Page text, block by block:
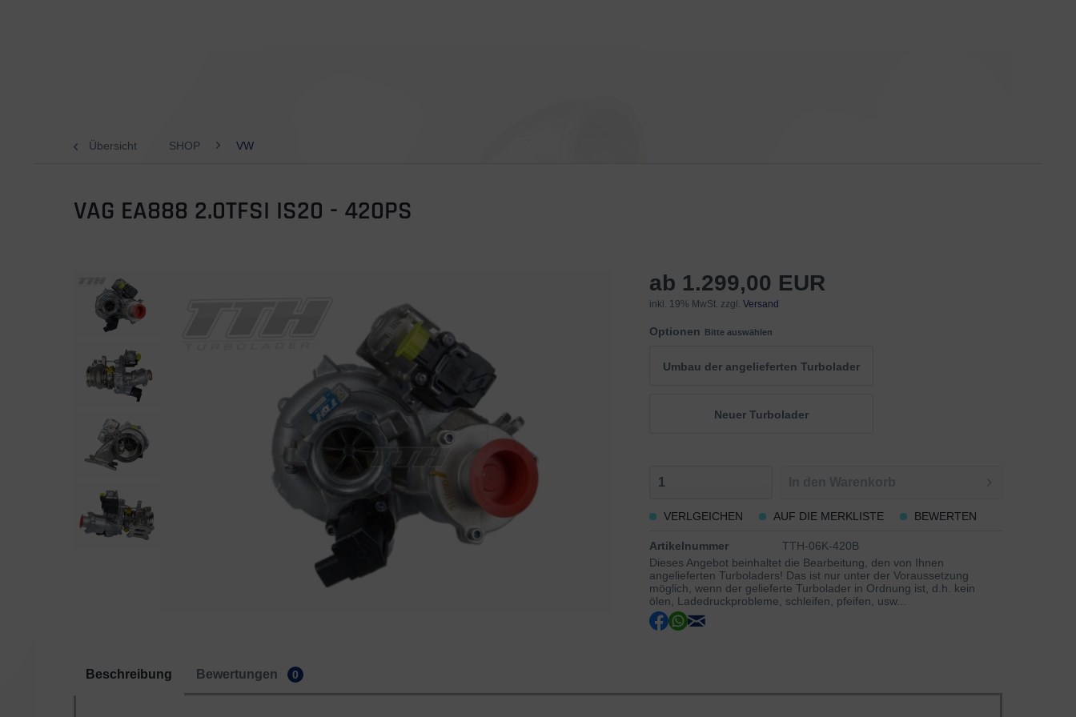
Übersicht SHOP VW
VAG EA888 2.0TFSI IS20 - 420PS
ab 1.299,00 EUR
inkl. 19% MwSt. zzgl.Versand
Optionen Bitte auswählen
Umbau der angelieferten Turbolader
Neuer Turbolader
VERLGEICHEN AUF DIE MERKLISTE BEWERTEN
Artikelnummer
TTH-06K-420B
Dieses Angebot beinhaltet die Bearbeitung, den von Ihnen
angelieferten Turboladers! Das ist nur unter der Voraussetzung
möglich, wenn der gelieferte Turbolader in Ordnung ist, d.h. kein
ölen, Ladedruckprobleme, schleifen, pfeifen, usw...
Beschreibung Bewertungen 0